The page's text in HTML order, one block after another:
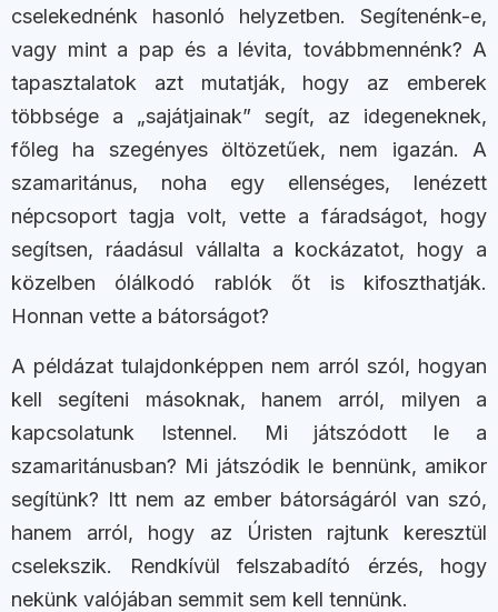
cselekednénk hasonló helyzetben. Segítenénk-e,
vagy mint a pap és a lévita, továbbmennénk? A
tapasztalatok azt mutatják, hogy az emberek
többsége a „sajátjainak” segít, az idegeneknek,
főleg ha szegényes öltözetűek, nem igazán. A
szamaritánus, noha egy ellenséges, lenézett
népcsoport tagja volt, vette a fáradságot, hogy
segítsen, ráadásul vállalta a kockázatot, hogy a
közelben ólálkodó rablók őt is kifoszthatják.
Honnan vette a bátorságot?
A példázat tulajdonképpen nem arról szól, hogyan
kell segíteni másoknak, hanem arról, milyen a
kapcsolatunk Istennel. Mi játszódott le a
szamaritánusban? Mi játszódik le bennünk, amikor
segítünk? Itt nem az ember bátorságáról van szó,
hanem arról, hogy az Úristen rajtunk keresztül
cselekszik. Rendkívül felszabadító érzés, hogy
nekünk valójában semmit sem kell tennünk.